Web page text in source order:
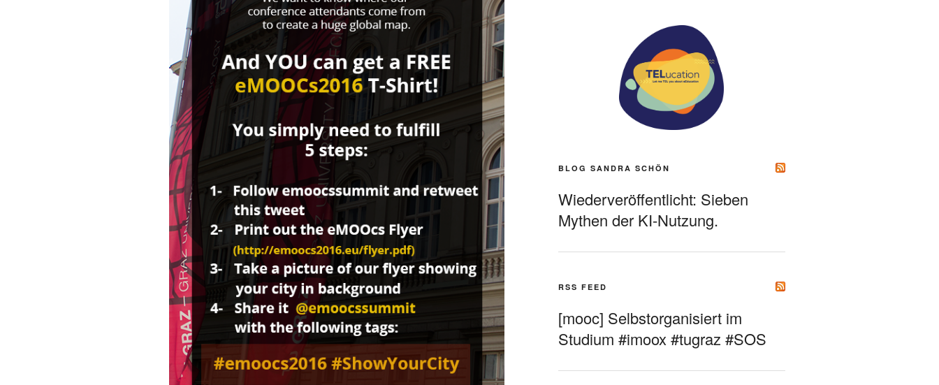
BLOG SANDRA SCHÖN
Wiederveröffentlicht: Sieben
Mythen der KI-Nutzung.
RSS FEED
[mooc] Selbstorganisiert im
Studium #imoox #tugraz #SOS